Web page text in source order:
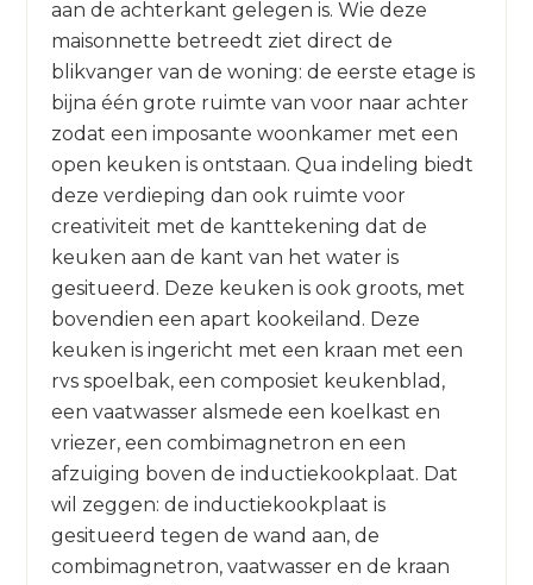
aan de achterkant gelegen is. Wie deze
maisonnette betreedt ziet direct de
blikvanger van de woning: de eerste etage is
bijna één grote ruimte van voor naar achter
zodat een imposante woonkamer met een
open keuken is ontstaan. Qua indeling biedt
deze verdieping dan ook ruimte voor
creativiteit met de kanttekening dat de
keuken aan de kant van het water is
gesitueerd. Deze keuken is ook groots, met
bovendien een apart kookeiland. Deze
keuken is ingericht met een kraan met een
rvs spoelbak, een composiet keukenblad,
een vaatwasser alsmede een koelkast en
vriezer, een combimagnetron en een
afzuiging boven de inductiekookplaat. Dat
wil zeggen: de inductiekookplaat is
gesitueerd tegen de wand aan, de
combimagnetron, vaatwasser en de kraan